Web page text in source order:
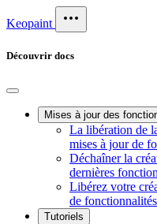
Keopaint
Découvrir docs
Mises à jour des
La libération de
mises à jour de
Déchaîner la
dernières
Libérez votre
de
Tutoriels